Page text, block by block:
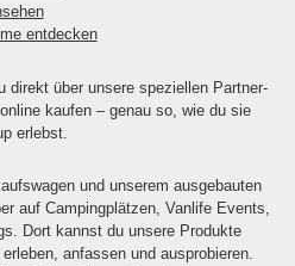
entdecken
direkt über unsere speziellen Partner-
kaufen – genau so, wie du sie
erlebst.
und unserem ausgebauten
auf Campingplätzen, Vanlife Events,
Dort kannst du unsere Produkte
anfassen und ausprobieren.